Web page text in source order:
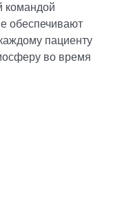
командой
обеспечивают
пациенту
во время